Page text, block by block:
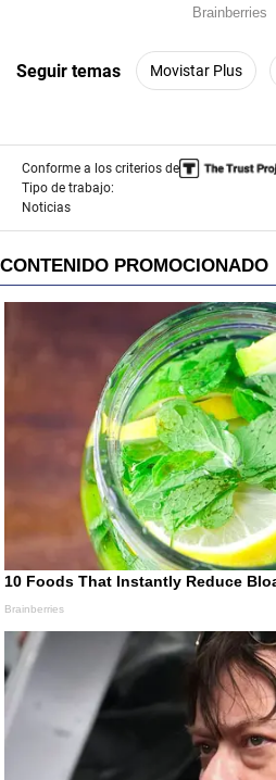
Seguir temas Movistar Plus
Conforme a los criterios de
Tipo de trabajo:
Noticias